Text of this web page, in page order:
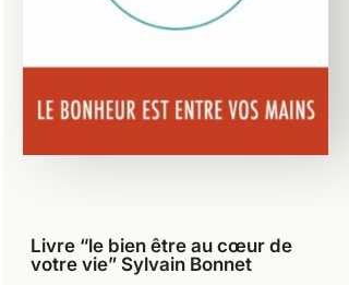
Ajouter au panier
Livre “le bien être au cœur de
votre vie” Sylvain Bonnet